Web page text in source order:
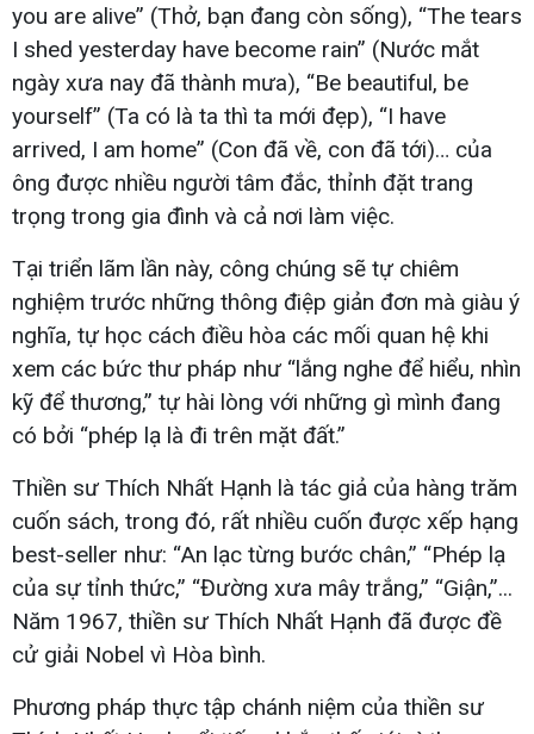
you are alive” (Thở, bạn đang còn sống), “The tears
I shed yesterday have become rain” (Nước mắt
ngày xưa nay đã thành mưa), “Be beautiful, be
yourself” (Ta có là ta thì ta mới đẹp), “I have
arrived, I am home” (Con đã về, con đã tới)… của
ông được nhiều người tâm đắc, thỉnh đặt trang
trọng trong gia đình và cả nơi làm việc.
Tại triển lãm lần này, công chúng sẽ tự chiêm
nghiệm trước những thông điệp giản đơn mà giàu ý
nghĩa, tự học cách điều hòa các mối quan hệ khi
xem các bức thư pháp như “lắng nghe để hiểu, nhìn
kỹ để thương,” tự hài lòng với những gì mình đang
có bởi “phép lạ là đi trên mặt đất.”
Thiền sư Thích Nhất Hạnh là tác giả của hàng trăm
cuốn sách, trong đó, rất nhiều cuốn được xếp hạng
best-seller như: “An lạc từng bước chân,” “Phép lạ
của sự tỉnh thức,” “Đường xưa mây trắng,” “Giận,”...
Năm 1967, thiền sư Thích Nhất Hạnh đã được đề
cử giải Nobel vì Hòa bình.
Phương pháp thực tập chánh niệm của thiền sư